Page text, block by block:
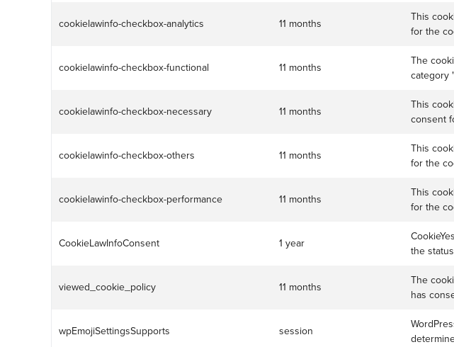
cookielawinfo-checkbox-analytics 11 months
This
for the
cookielawinfo-checkbox-functional 11 months
The
category
cookielawinfo-checkbox-necessary 11 months
This
consent
cookielawinfo-checkbox-others 11 months
This
for the
cookielawinfo-checkbox-performance 11 months
This
for the
CookieLawInfoConsent 1 year
the
viewed_cookie_policy 11 months
The
has
wpEmojiSettingsSupports session